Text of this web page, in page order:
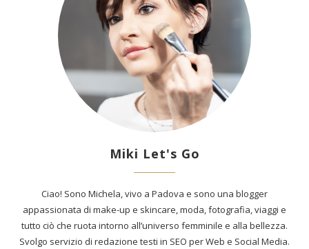
Miki Let's Go
Ciao! Sono Michela, vivo a Padova e sono una blogger
appassionata di make-up e skincare, moda, fotografia, viaggi e
tutto ciò che ruota intorno all’universo femminile e alla bellezza.
Svolgo servizio di redazione testi in SEO per Web e Social Media.